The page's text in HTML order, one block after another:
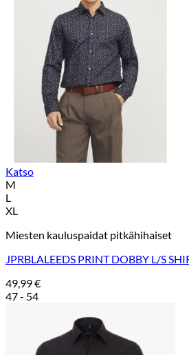
Katso
M
L
XL
Miesten kauluspaidat pitkähihaiset
JPRBLALEEDS PRINT DOBBY L/S
49,99€
47 - 54